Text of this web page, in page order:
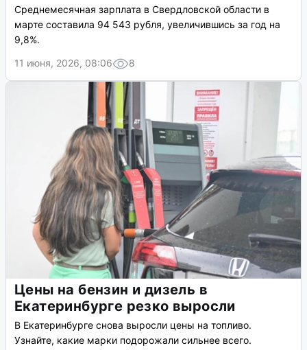
Среднемесячная зарплата в Свердловской области в
марте составила 94 543 рубля, увеличившись за год на
9,8%.
11 июня, 2026, 08:06
8
Цены на бензин и дизель в
Екатеринбурге резко выросли
В Екатеринбурге снова выросли цены на топливо.
Узнайте, какие марки подорожали сильнее всего.